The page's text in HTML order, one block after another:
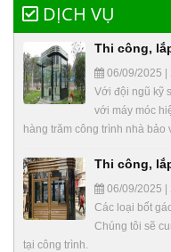
DỊCH VỤ
Thi công,
06/09/2025 |
Với đội ngũ kỹ
với máy móc
hàng trăm công trình nhà bảo
Thi công,
06/09/2025 |
Các loại bốt
Chúng tôi sẽ
tại công trình.